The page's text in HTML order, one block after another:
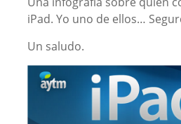
iPad. Yo uno de ellos…
Un saludo.